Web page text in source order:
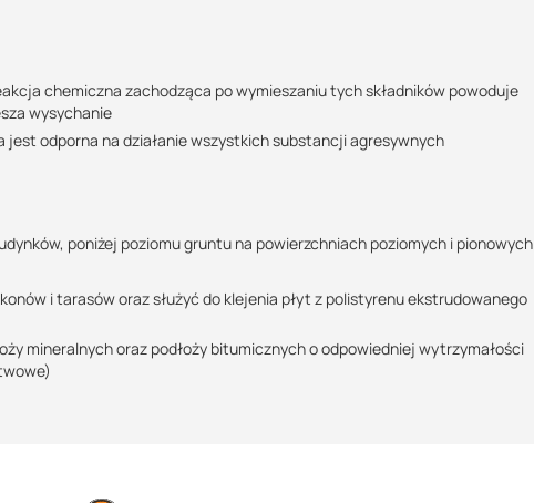
chemiczna zachodząca po wymieszaniu tych składników powoduje
wysychanie
odporna na działanie wszystkich substancji agresywnych
poniżej poziomu gruntu na powierzchniach poziomych i pionowych
i tarasów oraz służyć do klejenia płyt z polistyrenu ekstrudowanego
mineralnych oraz podłoży bitumicznych o odpowiedniej wytrzymałości
nie
mokrej warstwy 4,5-5,0 mm -> grubość suchej warstwy 3,2 - 3,6 mm
wodą pod ciśnieniem (woda gruntowa, głębokość zanurzeniowa
--&gt; grubość suchej warstwy 4,6-4,9mm
POBIERZ
POBIERZ
Marek Nogaj
Specjalista doradca